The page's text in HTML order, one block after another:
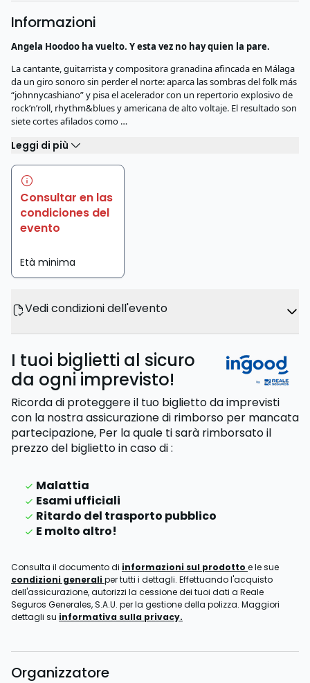
Informazioni
Angela Hoodoo ha vuelto. Y esta vez no hay quien la pare.
La cantante, guitarrista y compositora granadina afincada en Málaga
da un giro sonoro sin perder el norte: aparca las sombras del folk más
“johnnycashiano” y pisa el acelerador con un repertorio explosivo de
rock’n’roll, rhythm&blues y americana de alto voltaje. El resultado son
siete cortes afilados como …
Leggi di più
Consultar en las
condiciones del
evento
Età minima
Vedi condizioni dell'evento
I tuoi biglietti al sicuro
da ogni imprevisto!
Ricorda di proteggere il tuo biglietto da imprevisti
con la nostra assicurazione di rimborso per mancata
partecipazione, Per la quale ti sarà rimborsato il
prezzo del bigliettoin caso di:
Malattia
Esami ufficiali
Ritardo del trasporto pubblico
E molto altro!
Consulta il documento di informazioni sul prodotto e le sue
condizioni generali per tutti i dettagli. Effettuando l'acquisto
dell'assicurazione, autorizzi la cessione dei tuoi dati a Reale
Seguros Generales, S.A.U. per la gestione della polizza. Maggiori
dettagli su informativa sulla privacy.
Organizzatore